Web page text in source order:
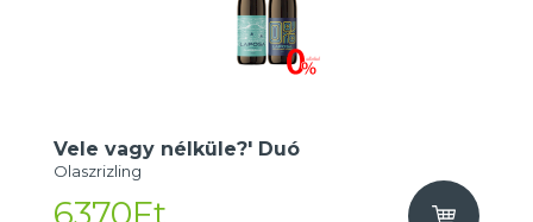
Vele vagy nélküle?' Duó
Olaszrizling